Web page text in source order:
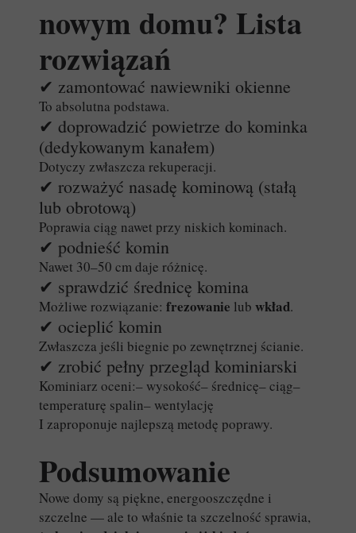
nowym domu? Lista
rozwiązań
✔ zamontować nawiewniki okienne
To absolutna podstawa.
✔ doprowadzić powietrze do kominka
(dedykowanym kanałem)
Dotyczy zwłaszcza rekuperacji.
✔ rozważyć nasadę kominową (stałą
lub obrotową)
Poprawia ciąg nawet przy niskich kominach.
✔ podnieść komin
Nawet 30–50 cm daje różnicę.
✔ sprawdzić średnicę komina
Możliwe rozwiązanie: frezowanie lub wkład.
✔ ocieplić komin
Zwłaszcza jeśli biegnie po zewnętrznej ścianie.
✔ zrobić pełny przegląd kominiarski
Kominiarz oceni:– wysokość– średnicę– ciąg–
temperaturę spalin– wentylację
I zaproponuje najlepszą metodę poprawy.
Podsumowanie
Nowe domy są piękne, energooszczędne i
szczelne — ale to właśnie ta szczelność sprawia,